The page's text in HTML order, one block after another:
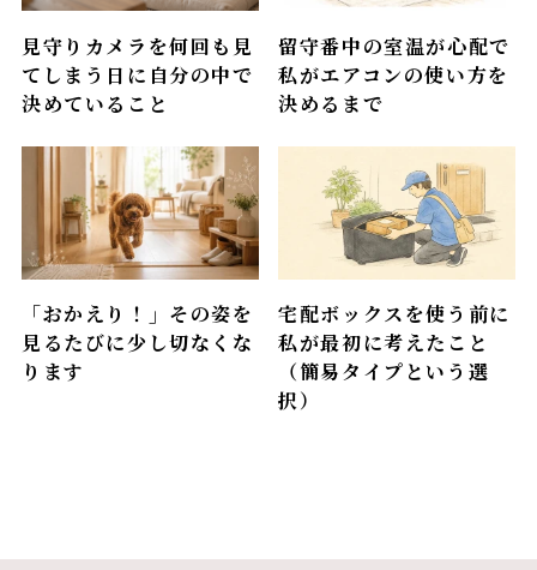
見守りカメラを何回も見
てしまう日に自分の中で
決めていること
留守番中の室温が心配で
私がエアコンの使い方を
決めるまで
「おかえり！」その姿を
見るたびに少し切なくな
ります
宅配ボックスを使う前に
私が最初に考えたこと
（簡易タイプという選
択）